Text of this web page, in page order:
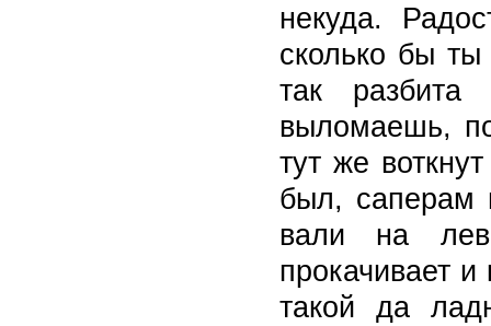
некуда.
сколько бы
так
выломаешь,
тут же
был, саперам
вали на
прокачивает
такой да